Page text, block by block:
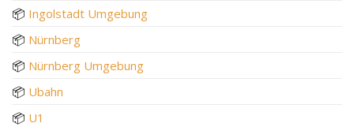
📦 Ingolstadt Umgebung
📦 Nürnberg
📦 Nürnberg Umgebung
📦 Ubahn
📦 U1